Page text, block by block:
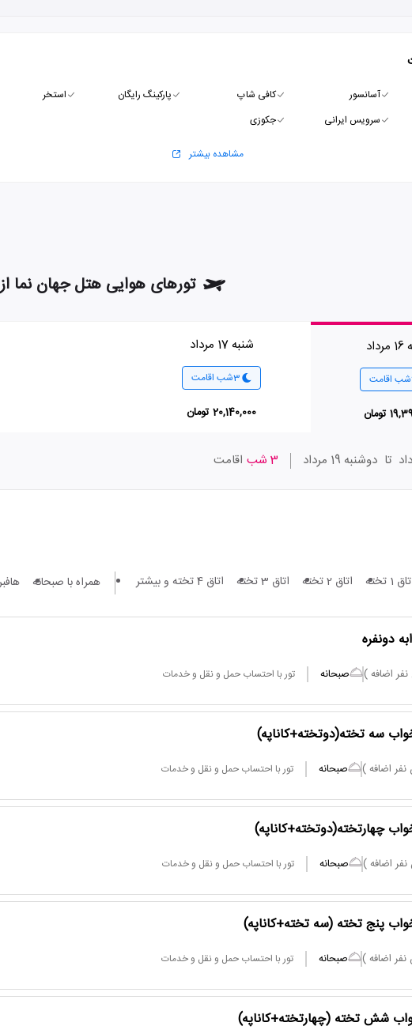
آسانسور کافی شاپ پارکینگ رایگان
استخر
سرویس ایرانی جکوزی
مشاهده بیشتر
تورهای هوایی هتل جهان نما
تومان
شنبه 17 مرداد
3شب اقامت
20,140,000 تومان
تا دوشنبه 19 مرداد 3 شب اقامت
1 تخته اتاق 2 تخته اتاق 3 تخته اتاق 4 تخته و بیشتر همراه با صبحانه
دونفره
اضافه ) صبحانه تور با احتساب حمل و نقل و خدمات
سه تخته(دوتخته+کاناپه)
اضافه ) صبحانه تور با احتساب حمل و نقل و خدمات
چهارتخته(دوتخته+کاناپه)
اضافه ) صبحانه تور با احتساب حمل و نقل و خدمات
پنج تخته (سه تخته+کاناپه)
اضافه ) صبحانه تور با احتساب حمل و نقل و خدمات
شش تخته (چهارتخته+کاناپه)